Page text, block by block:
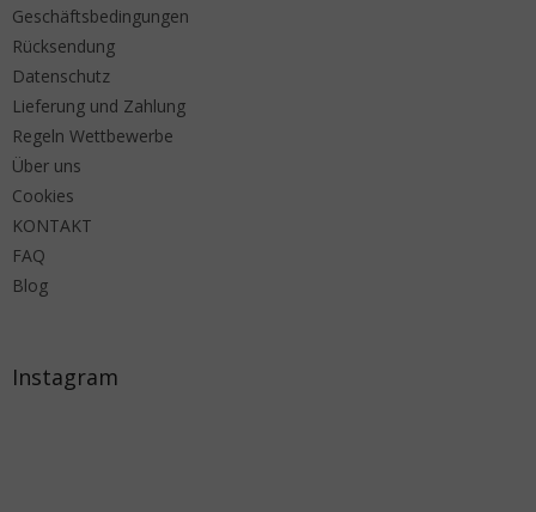
Geschäftsbedingungen
Rücksendung
Datenschutz
Lieferung und Zahlung
Regeln Wettbewerbe
Über uns
Cookies
KONTAKT
FAQ
Blog
Instagram